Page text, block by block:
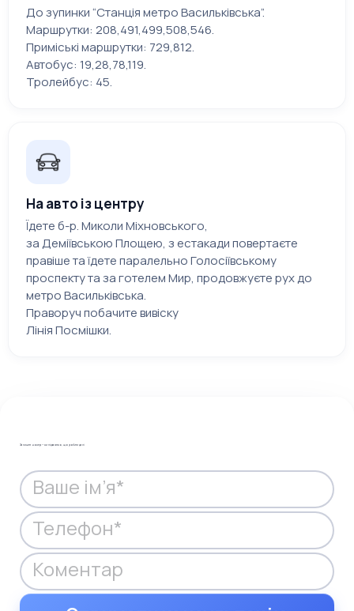
До зупинки “Станція метро Васильківська”.
Маршрутки: 208,491,499,508,546.
Приміські маршрутки: 729,812.
Автобус: 19,28,78,119.
Тролейбус: 45.
На авто із центру
Їдете б-р. Миколи Міхновського,
за Деміївською Площею, з естакади повертаєте
правіше та їдете паралельно Голосіївському
проспекту та за готелем Мир, продовжуєте рух до
метро Васильківська.
Праворуч побачите вивіску
Лінія Посмішки.
Залиште номер — ми підкажемо, що робити далі